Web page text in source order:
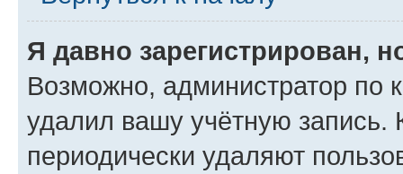
Я давно зарегистрирован,
Возможно, администратор по
удалил вашу учётную запись.
периодически удаляют